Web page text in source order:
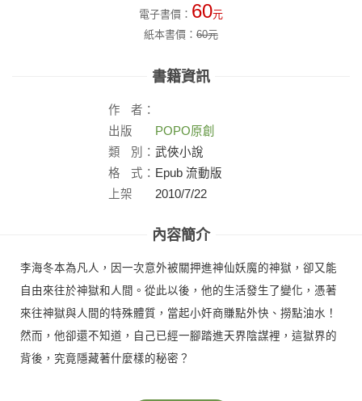
電子書價： 60元
紙本書價： 60元
書籍資訊
作
者：
出版
社：
POPO原創
類
別： 武俠小說
格
式： Epub 流動版
上架
2010/7/22
內容簡介
李海冬本為凡人，因一次意外被關押進神仙妖魔的神獄，卻又能
自由來往於神獄和人間。從此以後，他的生活發生了變化，憑著
來往神獄與人間的特殊體質，當起小奸商賺點外快、撈點油水！
然而，他卻還不知道，自己已經一腳踏進天界陰謀裡，這獄界的
背後，究竟隱藏著什麼樣的秘密？